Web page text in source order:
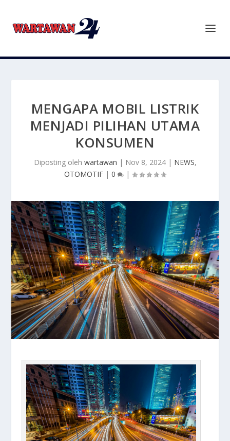
MENGAPA MOBIL LISTRIK
MENJADI PILIHAN UTAMA
KONSUMEN
Diposting oleh wartawan | Nov 8, 2024| NEWS,
OTOMOTIF | 0 |